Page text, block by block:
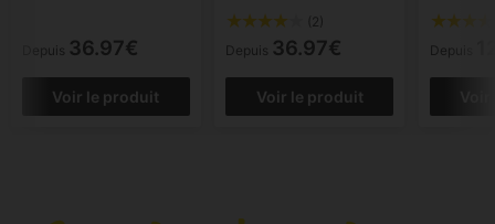
Depuis 36.97€
Voir le produit
(2)
Depuis 36.97€
Voir le produit
Depuis